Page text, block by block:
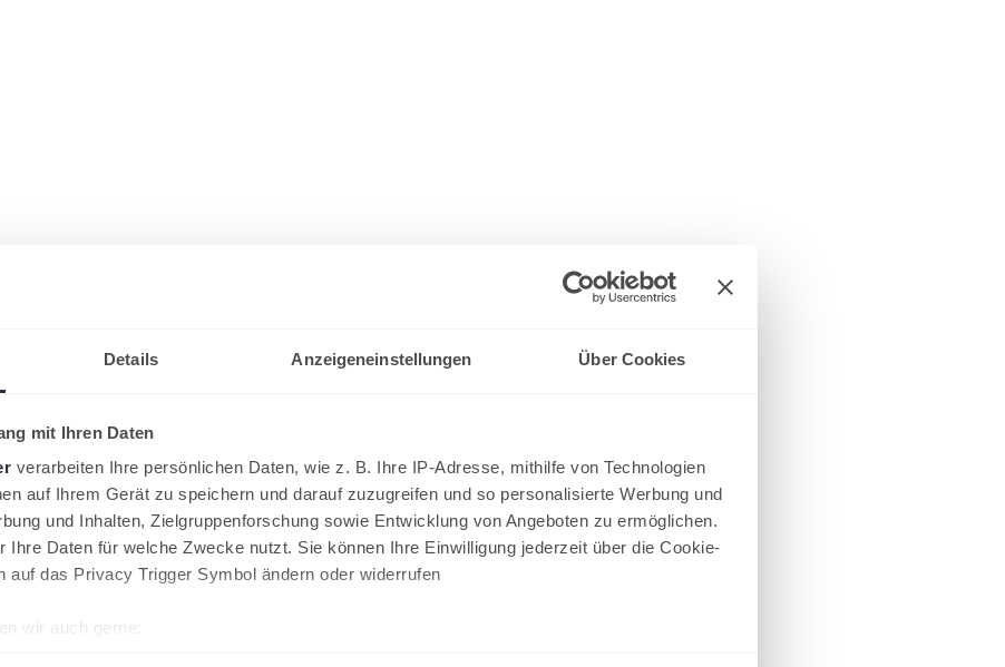
Details Anzeigeneinstellungen Über Cookies
mit Ihren Daten
verarbeiten Ihre persönlichen Daten, wie z. B. Ihre IP-Adresse, mithilfe von Technologien
auf Ihrem Gerät zu speichern und darauf zuzugreifen und so personalisierte Werbung und
und Inhalten, Zielgruppenforschung sowie Entwicklung von Angeboten zu ermöglichen.
Ihre Daten für welche Zwecke nutzt. Sie können Ihre Einwilligung jederzeit über die Cookie-
auf das Privacy Trigger Symbol ändern oder widerrufen
wir auch gerne: